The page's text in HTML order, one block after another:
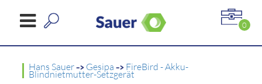
0
Hans Sauer-> Gesipa -> FireBird - Akku-
Blindnietmutter-Setzgerät